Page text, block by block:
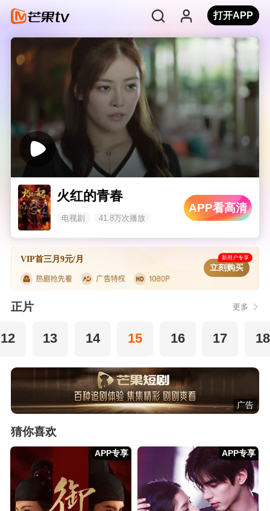
打开APP
火红的青春
电视剧 41.8万次播放
APP看高清
VIP首三月9元/月 新用户专享
立刻购买
正片 更多
12 13 14 15 16 17 18
广告
猜你喜欢
APP专享 APP专享